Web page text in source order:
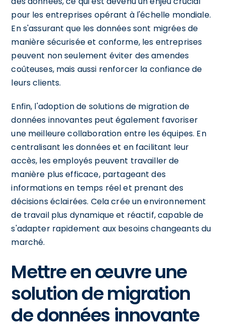
pour les entreprises opérant à l'échelle mondiale.
En s'assurant que les données sont migrées de
manière sécurisée et conforme, les entreprises
peuvent non seulement éviter des amendes
coûteuses, mais aussi renforcer la confiance de
leurs clients.
Enfin, l'adoption de solutions de migration de
données innovantes peut également favoriser
une meilleure collaboration entre les équipes. En
centralisant les données et en facilitant leur
accès, les employés peuvent travailler de
manière plus efficace, partageant des
informations en temps réel et prenant des
décisions éclairées. Cela crée un environnement
de travail plus dynamique et réactif, capable de
s'adapter rapidement aux besoins changeants du
marché.
Mettre en œuvre une
solution de migration
de données innovante